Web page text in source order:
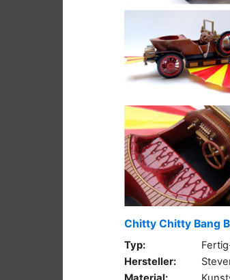
Chitty Chitty Bang
Typ:
Hersteller: